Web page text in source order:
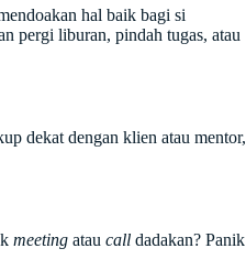
hal baik bagi si
pergi liburan, pindah tugas, atau
dekat dengan klien atau mentor,
meetingatau calldadakan? Panik